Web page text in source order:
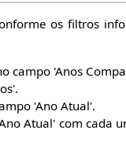
os filtros
campo 'Anos
'Ano Atual'.
Atual' com cada